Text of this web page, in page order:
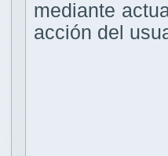
mediante
acción del